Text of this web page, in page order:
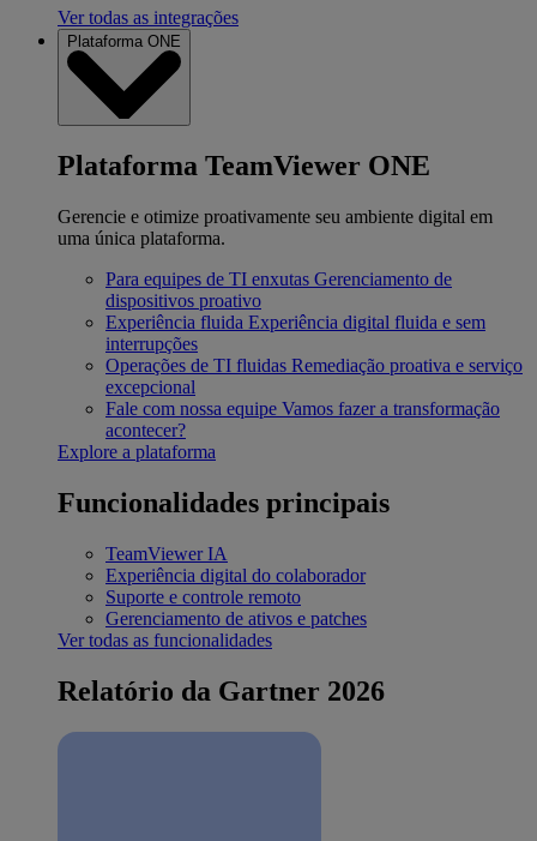
Ver todas as integrações
Plataforma ONE
Plataforma TeamViewer ONE
Gerencie e otimize proativamente seu ambiente digital em
uma única plataforma.
Para equipes de TI enxutas Gerenciamento de
dispositivos proativo
Experiência fluida Experiência digital fluida e sem
interrupções
Operações de TI fluidas Remediação proativa e serviço
excepcional
Fale com nossa equipe Vamos fazer a transformação
acontecer?
Explore a plataforma
Funcionalidades principais
TeamViewer IA
Experiência digital do colaborador
Suporte e controle remoto
Gerenciamento de ativos e patches
Ver todas as funcionalidades
Relatório da Gartner 2026